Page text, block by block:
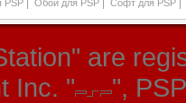
PSP Обои для PSP Софт для PSP
are
Inc. "
",